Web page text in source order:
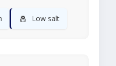
🧂 Low salt